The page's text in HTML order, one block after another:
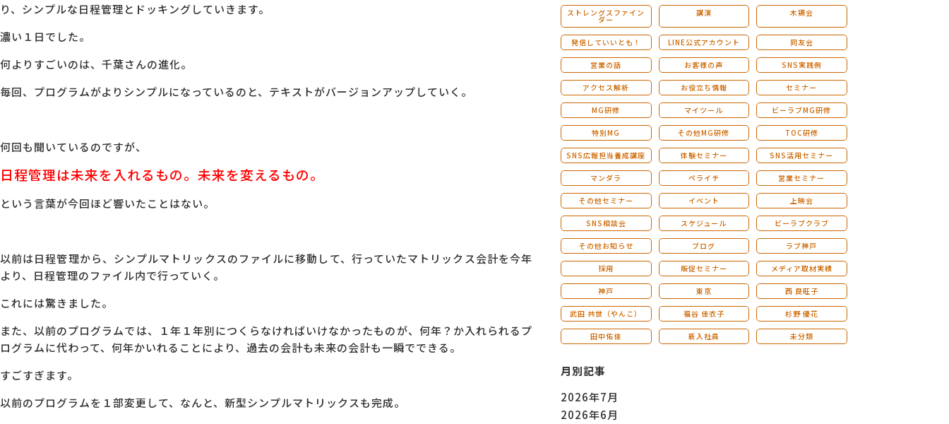
り、シンプルな日程管理とドッキングしていきます。
濃い１日でした。
何よりすごいのは、千葉さんの進化。
毎回、プログラムがよりシンプルになっているのと、テキストがバージョンアップしていく。
何回も聞いているのですが、
日程管理は未来を入れるもの。未来を変えるもの。
という言葉が今回ほど響いたことはない。
以前は日程管理から、シンプルマトリックスのファイルに移動して、行っていたマトリックス会計を今年
より、日程管理のファイル内で行っていく。
これには驚きました。
また、以前のプログラムでは、１年１年別につくらなければいけなかったものが、何年？か入れられるプ
ログラムに代わって、何年かいれることにより、過去の会計も未来の会計も一瞬でできる。
すごすぎます。
以前のプログラムを１部変更して、なんと、新型シンプルマトリックスも完成。
ストレングスファイン
ダー
講演 木鶏会
発信していいとも！ LINE公式アカウント 同友会
営業の話 お客様の声 SNS実践例
アクセス解析 お役立ち情報 セミナー
MG研修 マイツール ビーラブMG研修
特別MG その他MG研修 TOC研修
SNS広報担当養成講座 体験セミナー SNS活用セミナー
マンダラ ペライチ 営業セミナー
その他セミナー イベント 上映会
SNS相談会 スケジュール ビーラブクラブ
その他お知らせ ブログ ラブ神戸
採用 販促セミナー メディア取材実績
神戸 東京 西 良旺子
武田 共世（やんこ） 福谷 佳衣子 杉野 優花
田中佑佳 新入社員 未分類
月別記事
2026年7月
2026年6月